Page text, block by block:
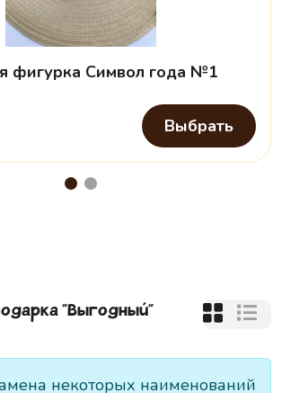
фигурка Символ года №1
Выбрать
"Выгодный"
некоторых наименований